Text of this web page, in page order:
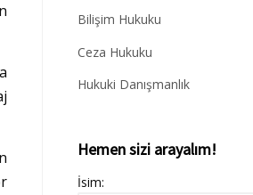
Bilişim Hukuku
Ceza Hukuku
Hukuki Danışmanlık
Hemen sizi arayalım!
İsim: